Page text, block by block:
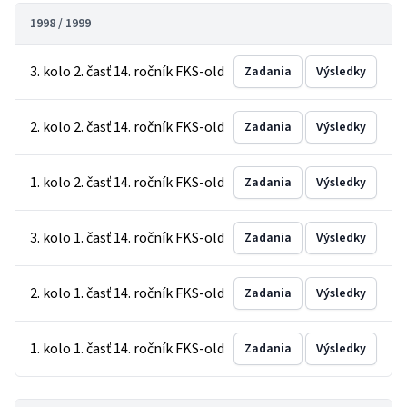
1998 / 1999
3. kolo 2. časť 14. ročník FKS-old Zadania Výsledky
2. kolo 2. časť 14. ročník FKS-old Zadania Výsledky
1. kolo 2. časť 14. ročník FKS-old Zadania Výsledky
3. kolo 1. časť 14. ročník FKS-old Zadania Výsledky
2. kolo 1. časť 14. ročník FKS-old Zadania Výsledky
1. kolo 1. časť 14. ročník FKS-old Zadania Výsledky